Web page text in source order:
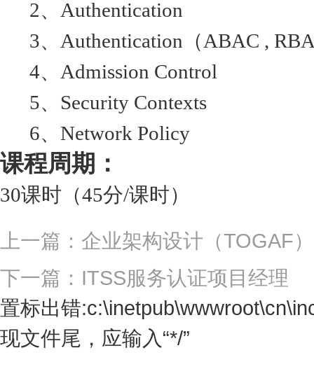
2、Authentication
3、Authentication（ABAC ,
4、Admission Control
5、Security Contexts
6、Network Policy
课程周期：
30课时（45分/课时）
上一篇：企业架构设计（TOGAF）
下一篇：ITSS服务认证项目经理
置标出错
现文件尾，应输入“*/”